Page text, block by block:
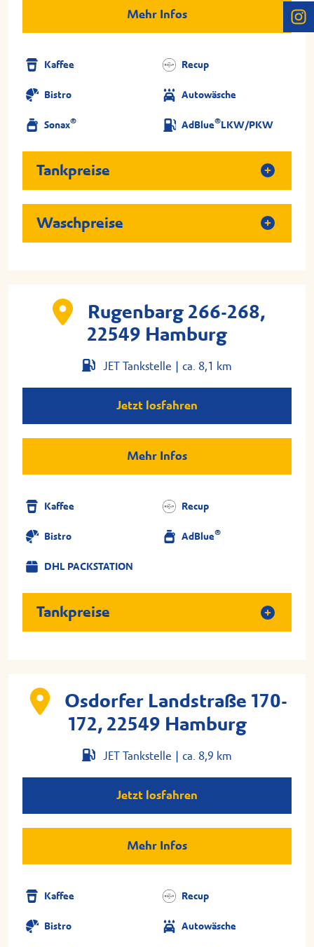
Mehr Infos
Kaffee Recup
Bistro Autowäsche
Sonax® AdBlue® LKW/PKW
Tankpreise
Waschpreise
Rugenbarg 266-268,
22549 Hamburg
JET Tankstelle | ca. 8,1 km
Jetzt losfahren
Mehr Infos
Kaffee Recup
Bistro AdBlue®
DHL PACKSTATION
Tankpreise
Osdorfer Landstraße 170-
172, 22549 Hamburg
JET Tankstelle | ca. 8,9 km
Jetzt losfahren
Mehr Infos
Kaffee Recup
Bistro Autowäsche